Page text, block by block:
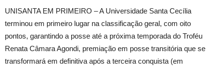
UNISANTA EM PRIMEIRO – A Universidade Santa Cecília
terminou em primeiro lugar na classificação geral, com oito
pontos, garantindo a posse até a próxima temporada do Troféu
Renata Câmara Agondi, premiação em posse transitória que se
transformará em definitiva após a terceira conquista (em